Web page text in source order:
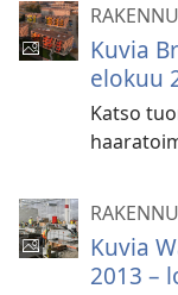
Kuvia
elokuu
Katso
Kuvia
2013 –